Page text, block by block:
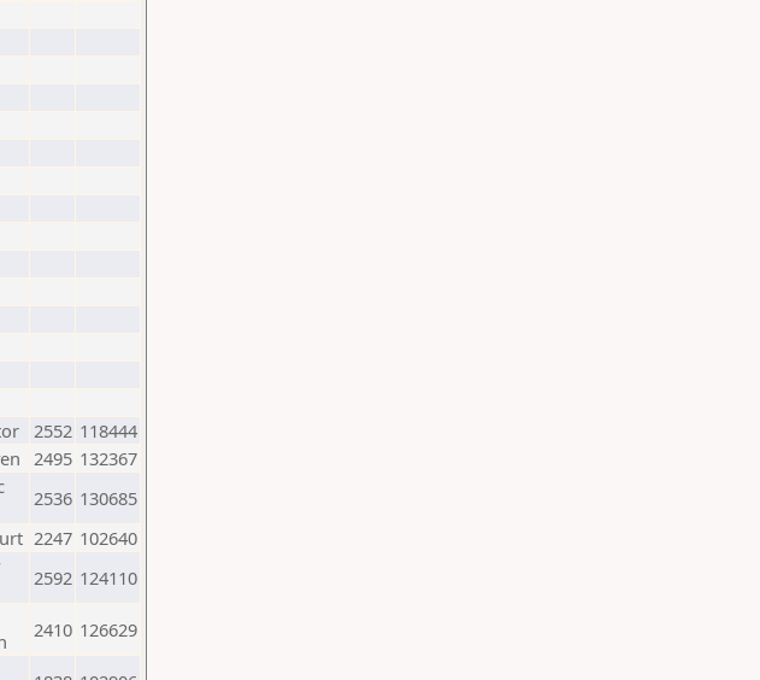
2552 118444
2495 132367
2536 130685
2247 102640
2592 124110
2410 126629